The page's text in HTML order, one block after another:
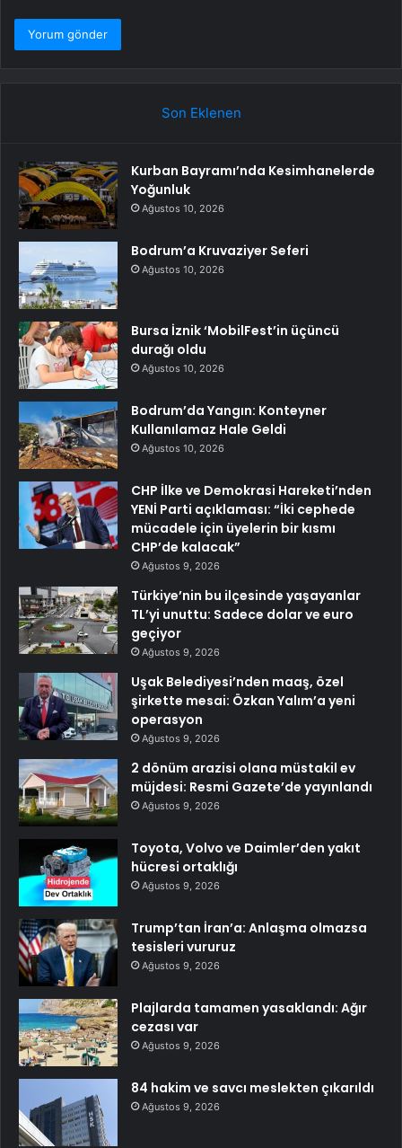
Son Eklenen
Kurban Bayramı’nda Kesimhanelerde
Yoğunluk
Ağustos 10, 2026
Bodrum’a Kruvaziyer Seferi
Ağustos 10, 2026
Bursa İznik ‘MobilFest’in üçüncü
durağı oldu
Ağustos 10, 2026
Bodrum’da Yangın: Konteyner
Kullanılamaz Hale Geldi
Ağustos 10, 2026
CHP İlke ve Demokrasi Hareketi’nden
YENİ Parti açıklaması: “İki cephede
mücadele için üyelerin bir kısmı
CHP’de kalacak”
Ağustos 9, 2026
Türkiye’nin bu ilçesinde yaşayanlar
TL’yi unuttu: Sadece dolar ve euro
geçiyor
Ağustos 9, 2026
Uşak Belediyesi’nden maaş, özel
şirkette mesai: Özkan Yalım’a yeni
operasyon
Ağustos 9, 2026
2 dönüm arazisi olana müstakil ev
müjdesi: Resmi Gazete’de yayınlandı
Ağustos 9, 2026
Toyota, Volvo ve Daimler’den yakıt
hücresi ortaklığı
Ağustos 9, 2026
Trump’tan İran’a: Anlaşma olmazsa
tesisleri vururuz
Ağustos 9, 2026
Plajlarda tamamen yasaklandı: Ağır
cezası var
Ağustos 9, 2026
84 hakim ve savcı meslekten çıkarıldı
Ağustos 9, 2026